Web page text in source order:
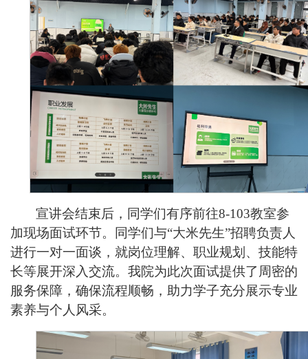
宣讲会结束后，同学们有序前往8-103教室参
加现场面试环节。同学们与“大米先生”招聘负责人
进行一对一面谈，就岗位理解、职业规划、技能特
长等展开深入交流。我院为此次面试提供了周密的
服务保障，确保流程顺畅，助力学子充分展示专业
素养与个人风采。